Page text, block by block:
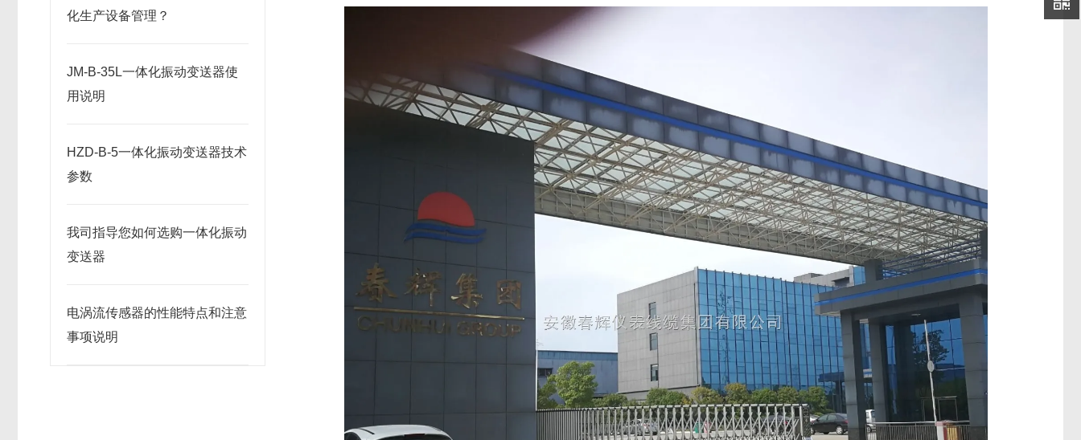
化生产设备管理？
JM-B-35L一体化振动变送器使
用说明
HZD-B-5一体化振动变送器技术
参数
我司指导您如何选购一体化振动
变送器
电涡流传感器的性能特点和注意
事项说明